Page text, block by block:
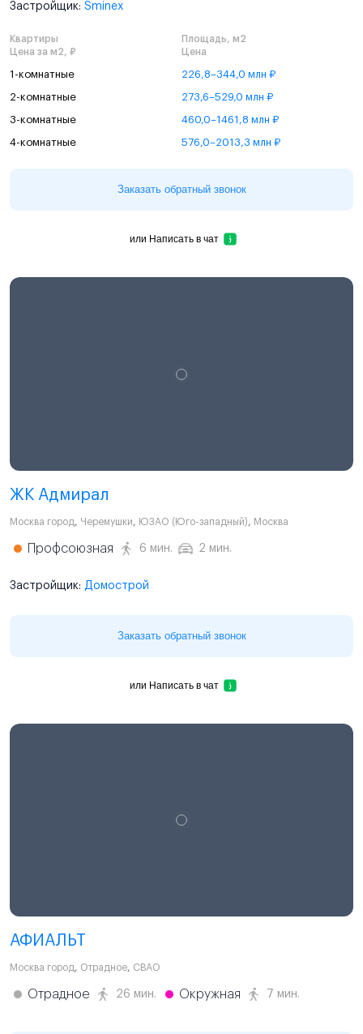
Застройщик: Sminex
Квартиры
Площадь, м2
Цена за м2, ₽
Цена
1-комнатные 226,8–344,0 млн ₽
2-комнатные 273,6–529,0 млн ₽
3-комнатные 460,0–1461,8 млн ₽
4-комнатные 576,0–2013,3 млн ₽
Заказать обратный звонок
или Написать в чат
ЖК Адмирал
Москва город, Черемушки, ЮЗАО (Юго-западный), Москва
Профсоюзная 6 мин. 2 мин.
Застройщик: Домострой
Заказать обратный звонок
или Написать в чат
АФИАЛЬТ
Москва город, Отрадное, СВАО
Отрадное 26 мин. Окружная 7 мин.